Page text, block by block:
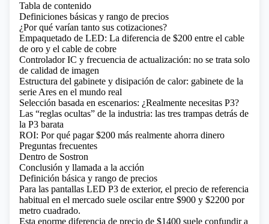
Tabla de contenido
Definiciones básicas y rango de precios
¿Por qué varían tanto sus cotizaciones?
Empaquetado de LED: La diferencia de $200 entre el cable
de oro y el cable de cobre
Controlador IC y frecuencia de actualización: no se trata solo
de calidad de imagen
Estructura del gabinete y disipación de calor: gabinete de la
serie Ares en el mundo real
Selección basada en escenarios: ¿Realmente necesitas P3?
Las “reglas ocultas” de la industria: las tres trampas detrás de
la P3 barata
ROI: Por qué pagar $200 más realmente ahorra dinero
Preguntas frecuentes
Dentro de Sostron
Conclusión y llamada a la acción
Definición básica y rango de precios
Para las pantallas LED P3 de exterior, el precio de referencia
habitual en el mercado suele oscilar entre $900 y $2200 por
metro cuadrado.
Esta enorme diferencia de precio de $1400 suele confundir a